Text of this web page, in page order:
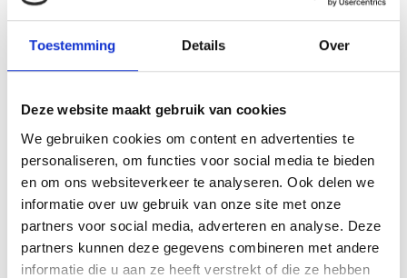
Toestemming Details Over
Deze website maakt gebruik van cookies
We gebruiken cookies om content en advertenties te
personaliseren, om functies voor social media te bieden
en om ons websiteverkeer te analyseren. Ook delen we
informatie over uw gebruik van onze site met onze
partners voor social media, adverteren en analyse. Deze
partners kunnen deze gegevens combineren met andere
informatie die u aan ze heeft verstrekt of die ze hebben
2. LES PERSONNES PROTÉGÉES PAR LE
3. FINALITÉ DU TRAITEMENT DES DONNÉES
4. MODE DE SÉCURISATION DES DONNÉES
5. ÉVALUATION DE L'IMPACT SUR LA
PROTECTION DES DONNÉES